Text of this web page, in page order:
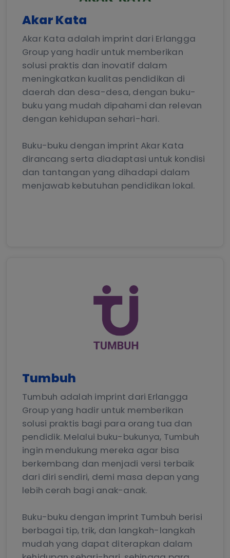
Akar Kata
Akar Kata adalah imprint dari Erlangga
Group yang hadir untuk memberikan
solusi praktis dan inovatif dalam
meningkatkan kualitas pendidikan di
daerah dan desa-desa, dengan buku-
buku yang mudah dipahami dan relevan
dengan kehidupan sehari-hari.
Buku-buku dengan imprint Akar Kata
dirancang serta diadaptasi untuk kondisi
dan tantangan yang dihadapi dalam
menjawab kebutuhan pendidikan lokal.
Tumbuh
Tumbuh adalah imprint dari Erlangga
Group yang hadir untuk memberikan
solusi praktis bagi para orang tua dan
pendidik. Melalui buku-bukunya, Tumbuh
ingin mendukung mereka agar bisa
berkembang dan menjadi versi terbaik
dari diri sendiri, demi masa depan yang
lebih cerah bagi anak-anak.
Buku-buku dengan imprint Tumbuh berisi
berbagai tip, trik, dan langkah-langkah
mudah yang dapat diterapkan dalam